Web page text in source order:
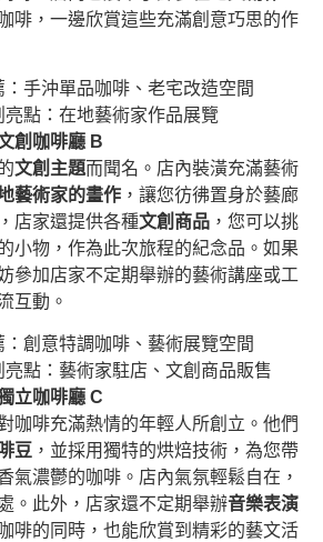
啡，一邊欣賞這些充滿創意巧思的作
：手沖單品咖啡、老宅改造空間
亮點：在地藝術家作品展覽
創咖啡廳 B
文創主題而聞名。店內裝潢充滿藝術
藝術家的畫作 ，讓您彷彿置身於藝廊
店家還提供各種文創商品 ，您可以挑
小物，作為此次旅程的紀念品。如果
參加店家不定期舉辦的藝術講座或工
互動。
：創意特調咖啡、藝術展覽空間
亮點：藝術家駐店、文創商品販售
立咖啡廳 C
咖啡充滿熱情的年輕人所創立。他們
豆 ，並採用獨特的烘焙技術，為您帶
氣濃鬱的咖啡。店內氣氛輕鬆自在，
。此外，店家還不定期舉辦音樂表演
啡的同時，也能欣賞到精彩的藝文活